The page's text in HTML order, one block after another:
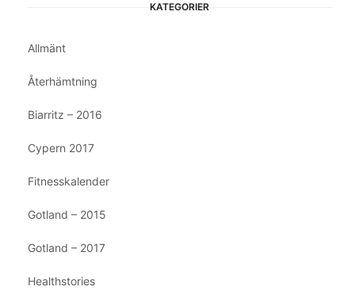
KATEGORIER
Allmänt
Återhämtning
Biarritz – 2016
Cypern 2017
Fitnesskalender
Gotland – 2015
Gotland – 2017
Healthstories